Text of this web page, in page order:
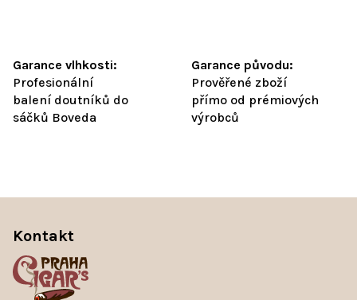
Garance vlhkosti:
Profesionální
balení doutníků do
sáčků Boveda
Garance původu:
Prověřené zboží
přímo od prémiových
výrobců
Kontakt